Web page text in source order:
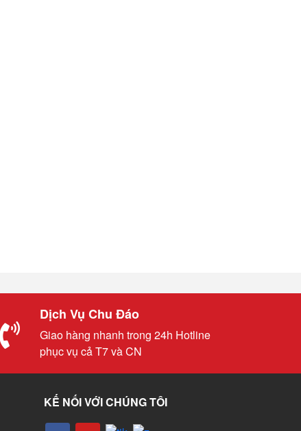
Dịch Vụ Chu Đáo
Giao hàng nhanh trong 24h Hotline
phục vụ cả T7 và CN
KẾ NỐI VỚI CHÚNG TÔI